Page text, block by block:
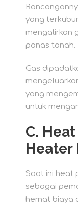
yang
mengalirkan
panas tanah.
Gas
yang
untuk
C.
Heater
Saat ini heat
sebagai
hemat biaya